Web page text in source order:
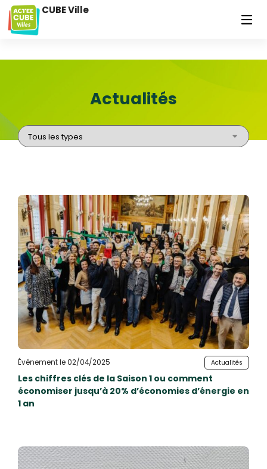
CUBE Ville
Actualités​
Événement le 02/04/2025 Actualités
Les chiffres clés de la Saison 1 ou comment
économiser jusqu’à 20% d’économies d’énergie en
1 an